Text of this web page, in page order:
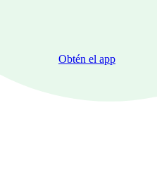
Obtén el app